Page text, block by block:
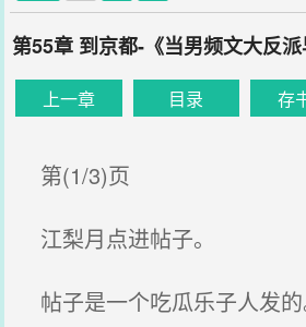
第55章 到京都-《当男频文大反派
上一章 目录 存
第(1/3)页
江梨月点进帖子。
帖子是一个吃瓜乐子人发的